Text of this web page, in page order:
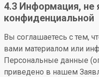
4.3 Информация, не
конфиденциальной
Вы соглашаетесь с тем,
вами материалом или
Персональные данные
приведено в нашем